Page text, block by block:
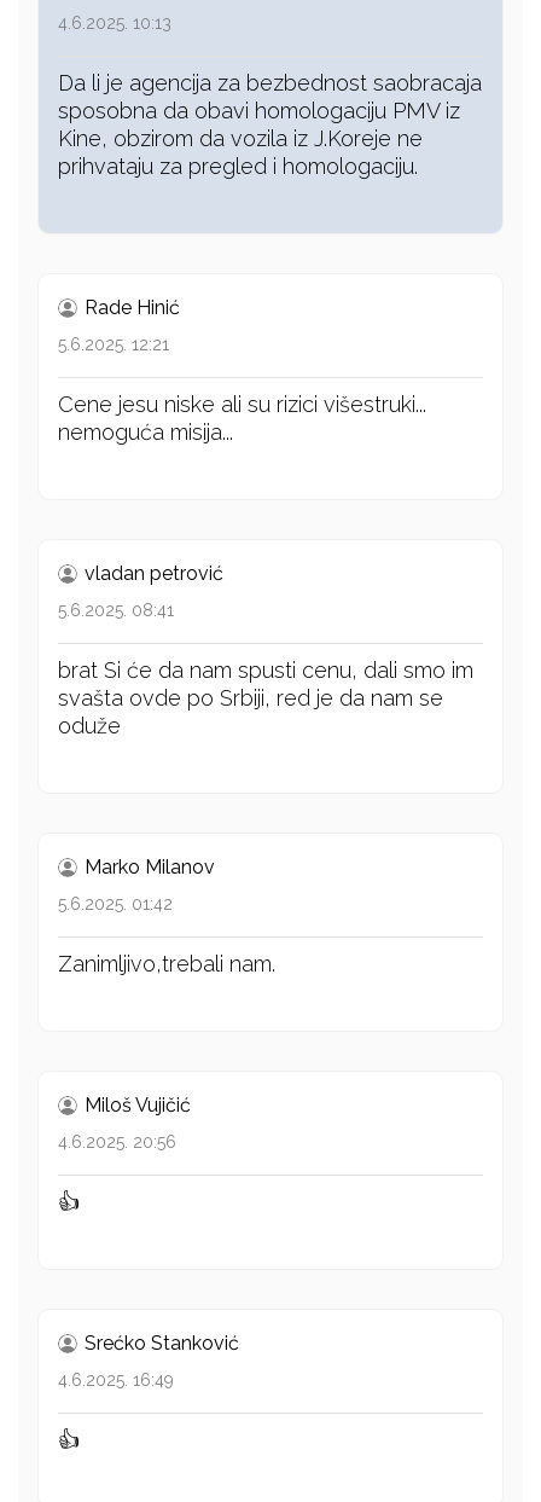
4.6.2025. 10:13
Da li je agencija za bezbednost saobracaja
sposobna da obavi homologaciju PMV iz
Kine, obzirom da vozila iz J.Koreje ne
prihvataju za pregled i homologaciju.
Rade Hinić
5.6.2025. 12:21
Cene jesu niske ali su rizici višestruki...
nemoguća misija...
vladan petrović
5.6.2025. 08:41
brat Si će da nam spusti cenu, dali smo im
svašta ovde po Srbiji, red je da nam se
oduže
Marko Milanov
5.6.2025. 01:42
Zanimljivo,trebali nam.
Miloš Vujičić
4.6.2025. 20:56
👍
Srećko Stanković
4.6.2025. 16:49
👍